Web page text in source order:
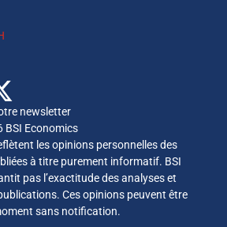
newsletter
Economics
les opinions personnelles des
à titre purement informatif. BSI
pas l’exactitude des analyses et
Ces opinions peuvent être
sans notification.